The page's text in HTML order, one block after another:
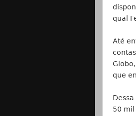
qual
Até
que
50 mil